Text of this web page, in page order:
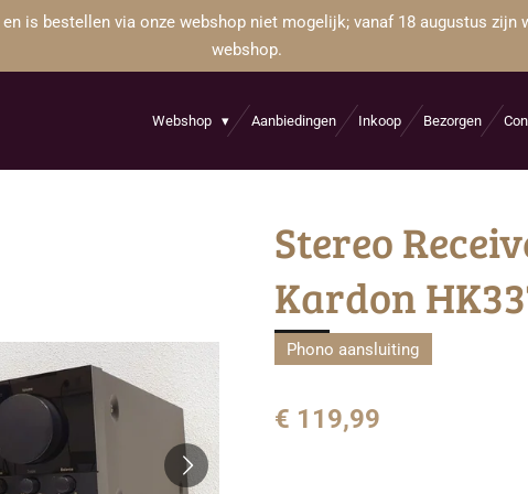
is bestellen via onze webshop niet mogelijk; vanaf 18 augustus zijn
webshop.
Webshop Aanbiedingen Inkoop Bezorgen
Stereo
Kardon
Phono aansluiting
€ 119,99